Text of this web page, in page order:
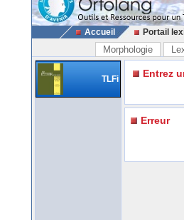
Accueil Portail
Morphologie
TLFi Entrez
Erreur